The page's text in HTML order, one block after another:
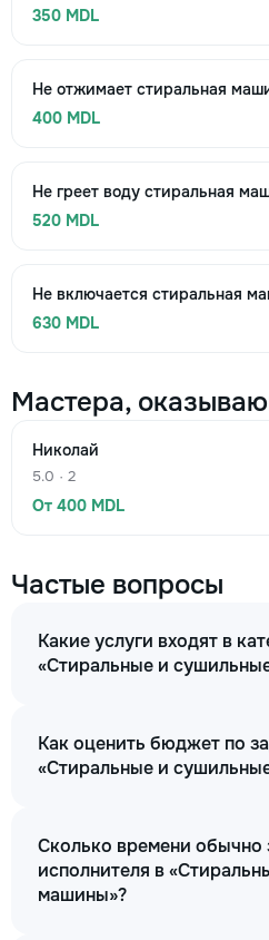
350 MDL
Не отжимает стиральная
400 MDL
Не греет воду стиральная
520 MDL
Не включается стиральная
630 MDL
Мастера,
Николай
5.0 · 2
От 400 MDL
Частые вопросы
Какие услуги входят в
«Стиральные и
Как оценить бюджет по
«Стиральные и
Сколько времени обычно
исполнителя в
машины»?